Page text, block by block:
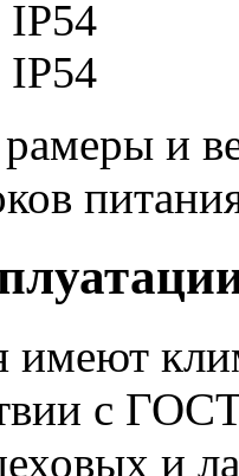
IP54
IP54
рамеры и
имеют
с
и